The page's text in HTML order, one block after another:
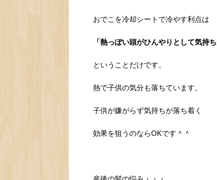
おでこを冷却シートで冷やす利点は
「熱っぽい頭がひんやりとして気持
ということだけです。
熱で子供の気分も落ちています。
子供が嫌がらず気持ちが落ち着く
効果を狙うのならOKです＾＾